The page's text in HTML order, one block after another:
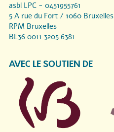
asbl LPC - 0451955761
5 A rue du Fort / 1060 Bruxelles
RPM Bruxelles
BE36 0011 3205 6381
AVEC LE SOUTIEN DE